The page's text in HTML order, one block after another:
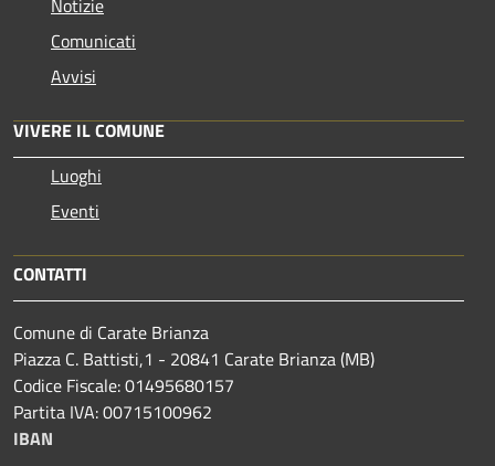
Notizie
Comunicati
Avvisi
VIVERE IL COMUNE
Luoghi
Eventi
CONTATTI
Comune di Carate Brianza
Piazza C. Battisti,1 - 20841 Carate Brianza (MB)
Codice Fiscale: 01495680157
Partita IVA: 00715100962
IBAN